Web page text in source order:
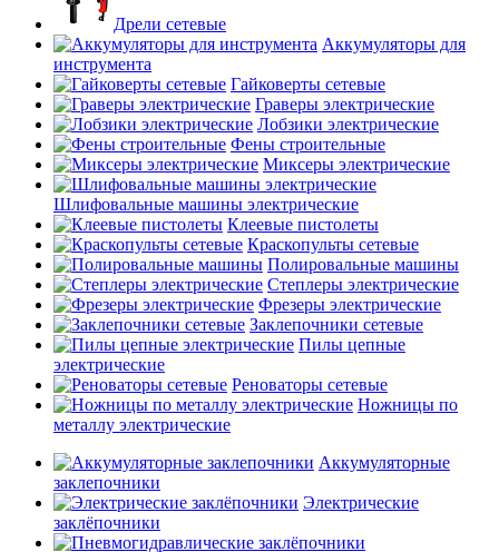
Дрели сетевые
Аккумуляторы для
инструмента
Гайковерты сетевые
Граверы электрические
Лобзики электрические
Фены строительные
Миксеры электрические
Шлифовальные машины электрические
Клеевые пистолеты
Краскопульты сетевые
Полировальные машины
Степлеры электрические
Фрезеры электрические
Заклепочники сетевые
Пилы цепные
электрические
Реноваторы сетевые
Ножницы по
металлу электрические
Аккумуляторные
заклепочники
Электрические
заклёпочники